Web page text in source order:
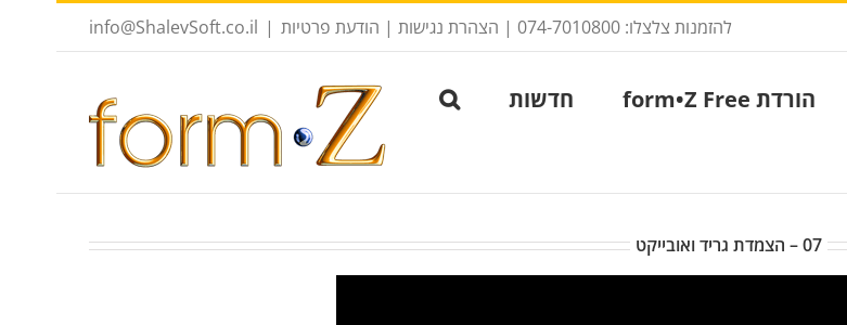
להזמנות צלצלו: 074-7010800 | הצהרת נגישות | הודעת פרטיות |
info@ShalevSoft.co.il
הורדת form•Z Free חדשות
07 – הצמדת גריד ואובייקט